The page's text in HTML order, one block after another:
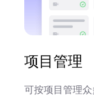
项目管理
可按项目管理